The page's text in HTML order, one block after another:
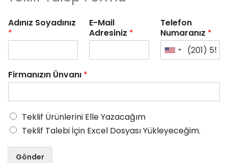
Adınız Soyadınız
*
E-Mail
Adresiniz *
Telefon
Numaranız *
Firmanızın Ünvanı *
Teklif Ürünlerini Elle Yazacağım
Teklif Talebi İçin Excel Dosyası Yükleyeceğim.
Gönder